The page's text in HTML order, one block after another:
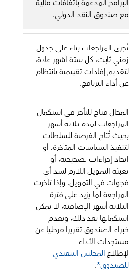
البرامج المدعمة باتفاقات مالية
مع صندوق النقد الدولي.
تُجرى المراجعات بناء على جدول
زمني ثابت، كل ستة أشهر عادة،
لتقديم إفادات تقييمية بانتظام
عن أداء البرنامج.
المجال متاح للتأخر في استكمال
المراجعات لمدة ثلاثة أشهر
بحيث تُتاح الفرصة للسلطات
لتنفيذ السياسات المتأخرة، أو
اتخاذ إجراءات تصحيحية، أو
تعبئة التمويل اللازم لسد أي
فجوات في التمويل. وإذا تأخرت
المراجعة لما يزيد على فترة
الثلاثة أشهر الإضافية، لا يمكن
استكمالها بعد ذلك، ويقدم
خبراء الصندوق تقريرا مرحليا عن
مستجدات الأداء
لإطلاعالمجلس التنفيذي
للصندوق*.